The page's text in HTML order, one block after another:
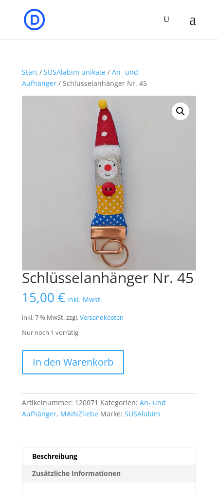
Start/ SUSAlabim unikate/ An- und
Aufhänger/ Schlüsselanhänger Nr. 45
Schlüsselanhänger Nr. 45
15,00 € inkl. Mwst.
inkl. 7 % MwSt.zzgl.Versandkosten
Nur noch 1 vorrätig
In den Warenkorb
Artikelnummer: 120071 Kategorien: An- und
Aufhänger, MAINZliebe Marke: SUSAlabim
Beschreibung
Zusätzliche Informationen